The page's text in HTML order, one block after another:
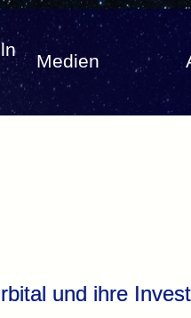
Medien
und ihre